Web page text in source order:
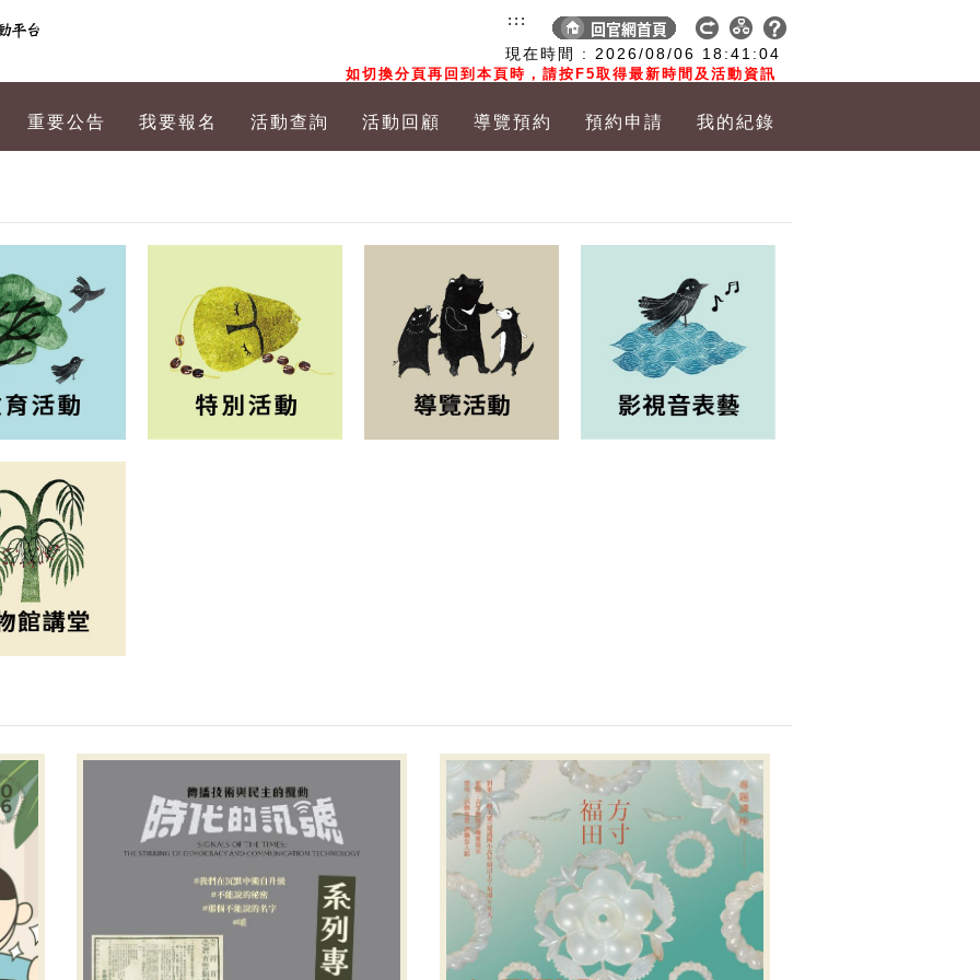
現在時間 : 2026/08/06 18:41:05
如切換分頁再回到本頁時，請按F5取得最新時間及活動資訊
:::
重要公告 我要報名 活動查詢 活動回顧 導覽預約 預約申請 我的紀錄